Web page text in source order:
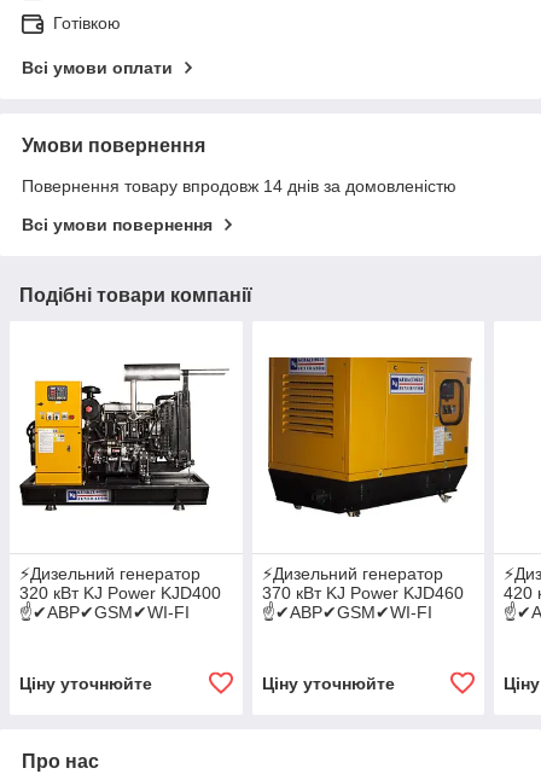
Готівкою
Всі умови оплати
Умови повернення
Повернення товару впродовж 14 днів за домовленістю
Всі умови повернення
Подібні товари компанії
⚡️Дизельний генератор
320 кВт KJ Power KJD400
☝✔АВР✔GSM✔WI-FI
Ціну уточнюйте
⚡️Дизельний генератор
370 кВт KJ Power KJD460
☝✔АВР✔GSM✔WI-FI
Ціну уточнюйте
420
Про нас